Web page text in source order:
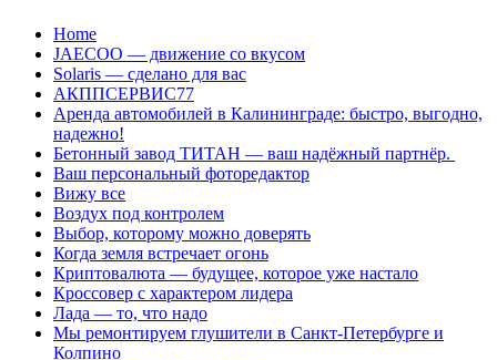
Перейти
содержанию
Home
JAECOO — движение со вкусом
Solaris — сделано для вас
АКППСЕРВИС77
Аренда автомобилей в Калининграде: быстро, выгодно,
надежно!
Бетонный завод ТИТАН — ваш надёжный партнёр.
Ваш персональный фоторедактор
Вижу все
Воздух под контролем
Выбор, которому можно доверять
Когда земля встречает огонь
Криптовалюта — будущее, которое уже настало
Кроссовер с характером лидера
Лада — то, что надо
Мы ремонтируем глушители в Санкт-Петербурге и
Колпино